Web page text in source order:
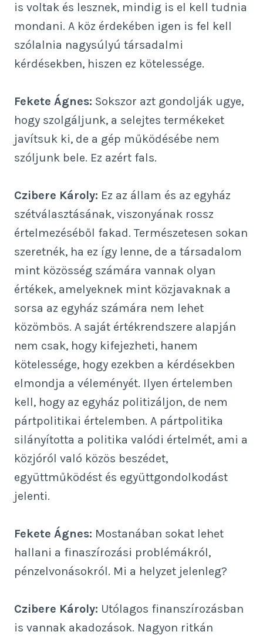
is voltak és lesznek, mindig is el kell tudnia
mondani. A köz érdekében igen is fel kell
szólalnia nagysúlyú társadalmi
kérdésekben, hiszen ez kötelessége.
Fekete Ágnes: Sokszor azt gondolják ugye,
hogy szolgáljunk, a selejtes termékeket
javítsuk ki, de a gép működésébe nem
szóljunk bele. Ez azért fals.
Czibere Károly: Ez az állam és az egyház
szétválasztásának, viszonyának rossz
értelmezéséből fakad. Természetesen sokan
szeretnék, ha ez így lenne, de a társadalom
mint közösség számára vannak olyan
értékek, amelyeknek mint közjavaknak a
sorsa az egyház számára nem lehet
közömbös. A saját értékrendszere alapján
nem csak, hogy kifejezheti, hanem
kötelessége, hogy ezekben a kérdésekben
elmondja a véleményét. Ilyen értelemben
kell, hogy az egyház politizáljon, de nem
pártpolitikai értelemben. A pártpolitika
silányította a politika valódi értelmét, ami a
közjóról való közös beszédet,
együttműködést és együttgondolkodást
jelenti.
Fekete Ágnes: Mostanában sokat lehet
hallani a finaszírozási problémákról,
pénzelvonásokról. Mi a helyzet jelenleg?
Czibere Károly: Utólagos finanszírozásban
is vannak akadozások. Nagyon ritkán